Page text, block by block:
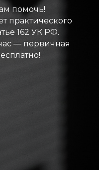
помочь!
практического
162 УК РФ.
— первичная